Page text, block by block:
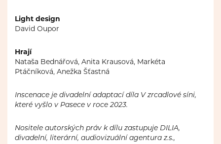
Light design
David Oupor
Hrají
Nataša Bednářová, Anita Krausová, Markéta
Ptáčníková, Anežka Šťastná
Inscenace je divadelní adaptací díla V zrcadlové síni,
které vyšlo v Pasece v roce 2023.
Nositele autorských práv k dílu zastupuje DILIA,
divadelní, literární, audiovizuální agentura z.s.,